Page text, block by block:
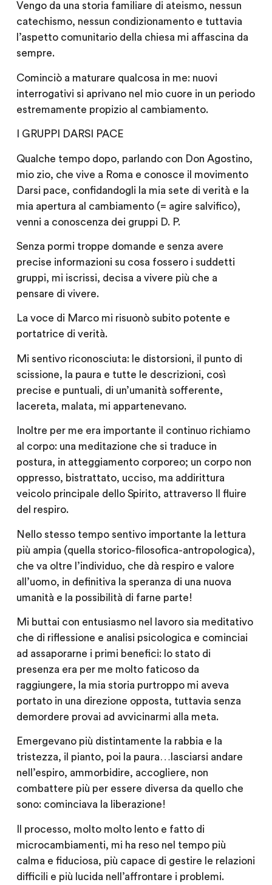
Vengo da una storia familiare di ateismo, nessun
catechismo, nessun condizionamento e tuttavia
l’aspetto comunitario della chiesa mi affascina da
sempre.
Cominciò a maturare qualcosa in me: nuovi
interrogativi si aprivano nel mio cuore in un periodo
estremamente propizio al cambiamento.
I GRUPPI DARSI PACE
Qualche tempo dopo, parlando con Don Agostino,
mio zio, che vive a Roma e conosce il movimento
Darsi pace, confidandogli la mia sete di verità e la
mia apertura al cambiamento (= agire salvifico),
venni a conoscenza dei gruppi D. P.
Senza pormi troppe domande e senza avere
precise informazioni su cosa fossero i suddetti
gruppi, mi iscrissi, decisa a vivere più che a
pensare di vivere.
La voce di Marco mi risuonò subito potente e
portatrice di verità.
Mi sentivo riconosciuta: le distorsioni, il punto di
scissione, la paura e tutte le descrizioni, così
precise e puntuali, di un’umanità sofferente,
lacereta, malata, mi appartenevano.
Inoltre per me era importante il continuo richiamo
al corpo: una meditazione che si traduce in
postura, in atteggiamento corporeo; un corpo non
oppresso, bistrattato, ucciso, ma addirittura
veicolo principale dello Spirito, attraverso Il fluire
del respiro.
Nello stesso tempo sentivo importante la lettura
più ampia (quella storico-filosofica-antropologica),
che va oltre l’individuo, che dà respiro e valore
all’uomo, in definitiva la speranza di una nuova
umanità e la possibilità di farne parte!
Mi buttai con entusiasmo nel lavoro sia meditativo
che di riflessione e analisi psicologica e cominciai
ad assaporarne i primi benefici: lo stato di
presenza era per me molto faticoso da
raggiungere, la mia storia purtroppo mi aveva
portato in una direzione opposta, tuttavia senza
demordere provai ad avvicinarmi alla meta.
Emergevano più distintamente la rabbia e la
tristezza, il pianto, poi la paura…lasciarsi andare
nell’espiro, ammorbidire, accogliere, non
combattere più per essere diversa da quello che
sono: cominciava la liberazione!
Il processo, molto molto lento e fatto di
microcambiamenti, mi ha reso nel tempo più
calma e fiduciosa, più capace di gestire le relazioni
difficili e più lucida nell’affrontare i problemi.